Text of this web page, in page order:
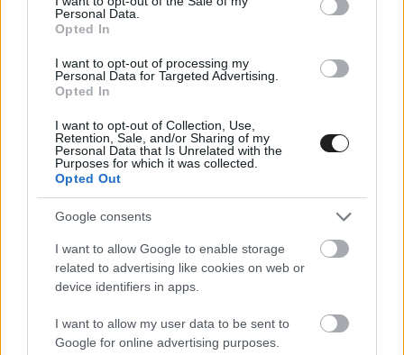
Personal Data.
Opted In
I want to opt-out of processing my
Personal Data for Targeted Advertising.
Opted In
I want to opt-out of Collection, Use,
Retention, Sale, and/or Sharing of my
Personal Data that Is Unrelated with the
Purposes for which it was collected.
Opted Out
Google consents
I want to allow Google to enable storage
related to advertising like cookies on web or
device identifiers in apps.
I want to allow my user data to be sent to
Google for online advertising purposes.
volna a rádión
hány percet beszélgettek a rádión az egyes idei futamokon.